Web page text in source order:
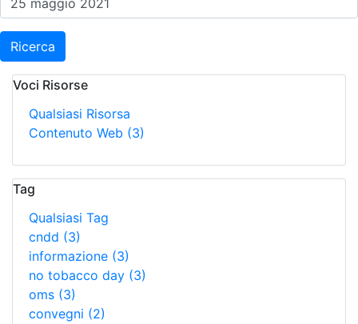
Ricerca
Voci Risorse
Qualsiasi Risorsa
Contenuto Web (3)
Tag
Qualsiasi Tag
cndd (3)
informazione (3)
no tobacco day (3)
oms (3)
convegni (2)